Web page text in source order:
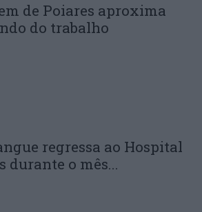
de Poiares aproxima
do trabalho
regressa ao Hospital
durante o mês...